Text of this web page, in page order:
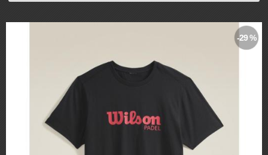
-29 %